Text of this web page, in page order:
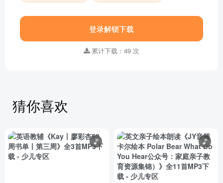
登录解锁下载
累计下载：49 次
猜你喜欢